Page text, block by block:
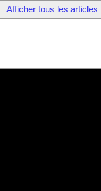
Afficher tous les articles